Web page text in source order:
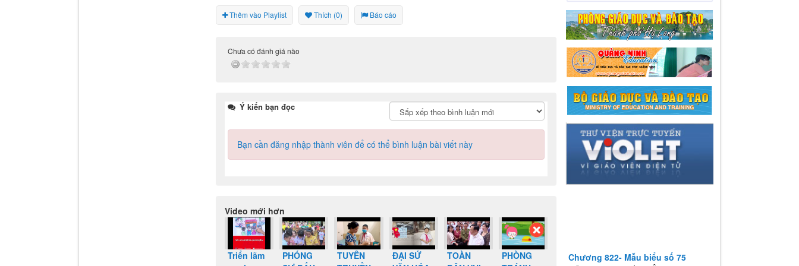
Thêm vào Playlist Thích (0) Báo cáo
Chưa có đánh giá nào
Ý kiến bạn đọc
Bạn cần đăng nhập thành viên để có thể bình luận bài viết này
Video mới hơn
Triển lãm
PHÓNG
TUYÊN
ĐẠI SỨ
TOÀN
PHÒNG
CÔNG KHAI THỰC HIỆN THU-CHI